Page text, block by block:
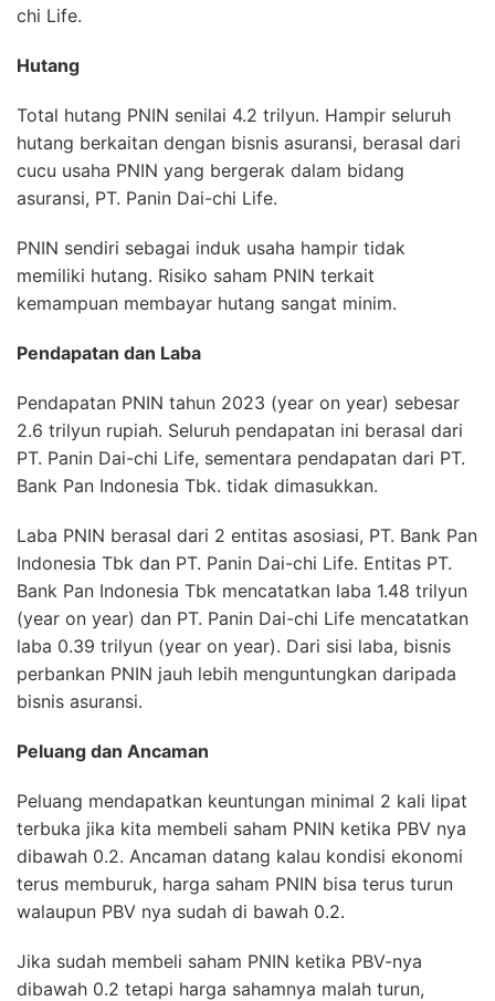
chi Life.
Hutang
Total hutang PNIN senilai 4.2 trilyun. Hampir seluruh
hutang berkaitan dengan bisnis asuransi, berasal dari
cucu usaha PNIN yang bergerak dalam bidang
asuransi, PT. Panin Dai-chi Life.
PNIN sendiri sebagai induk usaha hampir tidak
memiliki hutang. Risiko saham PNIN terkait
kemampuan membayar hutang sangat minim.
Pendapatan dan Laba
Pendapatan PNIN tahun 2023 (year on year) sebesar
2.6 trilyun rupiah. Seluruh pendapatan ini berasal dari
PT. Panin Dai-chi Life, sementara pendapatan dari PT.
Bank Pan Indonesia Tbk. tidak dimasukkan.
Laba PNIN berasal dari 2 entitas asosiasi, PT. Bank Pan
Indonesia Tbk dan PT. Panin Dai-chi Life. Entitas PT.
Bank Pan Indonesia Tbk mencatatkan laba 1.48 trilyun
(year on year) dan PT. Panin Dai-chi Life mencatatkan
laba 0.39 trilyun (year on year). Dari sisi laba, bisnis
perbankan PNIN jauh lebih menguntungkan daripada
bisnis asuransi.
Peluang dan Ancaman
Peluang mendapatkan keuntungan minimal 2 kali lipat
terbuka jika kita membeli saham PNIN ketika PBV nya
dibawah 0.2. Ancaman datang kalau kondisi ekonomi
terus memburuk, harga saham PNIN bisa terus turun
walaupun PBV nya sudah di bawah 0.2.
Jika sudah membeli saham PNIN ketika PBV-nya
dibawah 0.2 tetapi harga sahamnya malah turun,